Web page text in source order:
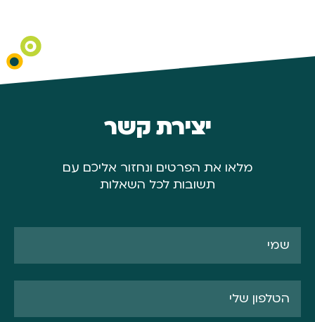
יצירת קשר
מלאו את הפרטים ונחזור אליכם עם
תשובות לכל השאלות